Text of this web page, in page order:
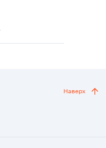
Наверх